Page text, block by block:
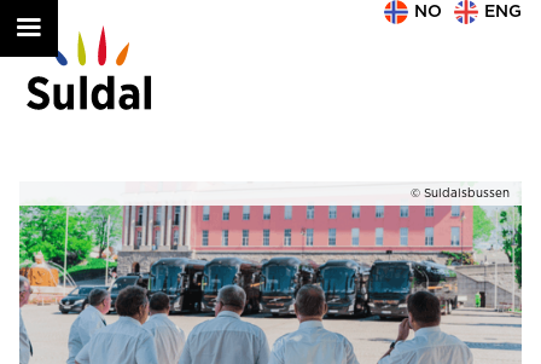
NO ENG
© Suldalsbussen